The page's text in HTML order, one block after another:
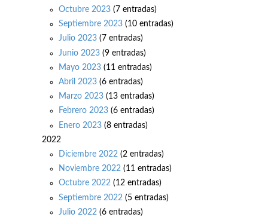
Octubre 2023 (7 entradas)
Septiembre 2023 (10 entradas)
Julio 2023 (7 entradas)
Junio 2023 (9 entradas)
Mayo 2023 (11 entradas)
Abril 2023 (6 entradas)
Marzo 2023 (13 entradas)
Febrero 2023 (6 entradas)
Enero 2023 (8 entradas)
2022
Diciembre 2022 (2 entradas)
Noviembre 2022 (11 entradas)
Octubre 2022 (12 entradas)
Septiembre 2022 (5 entradas)
Julio 2022 (6 entradas)